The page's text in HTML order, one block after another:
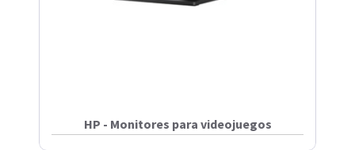
HP - Monitores para videojuegos